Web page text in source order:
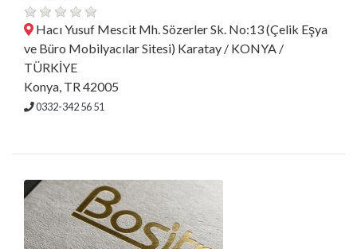
Hacı Yusuf Mescit Mh. Sözerler Sk. No:13 (Çelik Eşya
ve Büro Mobilyacılar Sitesi) Karatay / KONYA /
TÜRKİYE
Konya, TR 42005
0332-342 56 51